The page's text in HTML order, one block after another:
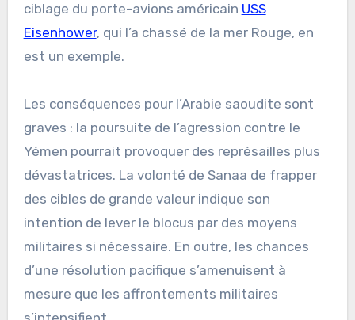
ciblage du porte-avions américain USS
Eisenhower, qui l’a chassé de la mer Rouge, en
est un exemple.
Les conséquences pour l’Arabie saoudite sont
graves : la poursuite de l’agression contre le
Yémen pourrait provoquer des représailles plus
dévastatrices. La volonté de Sanaa de frapper
des cibles de grande valeur indique son
intention de lever le blocus par des moyens
militaires si nécessaire. En outre, les chances
d’une résolution pacifique s’amenuisent à
mesure que les affrontements militaires